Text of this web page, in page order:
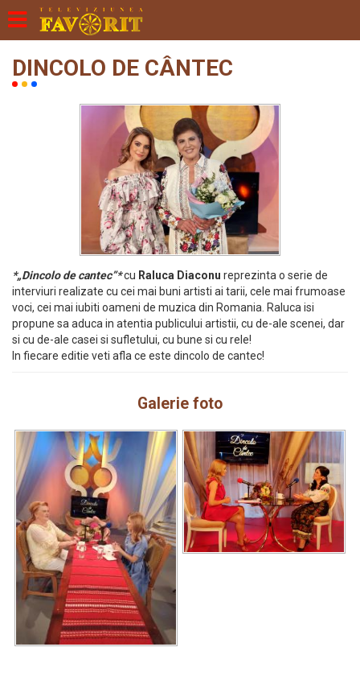
DINCOLO DE CÂNTEC
*„Dincolo de cantec”*cu Raluca Diaconu reprezinta o serie de
interviuri realizate cu cei mai buni artisti ai tarii, cele mai frumoase
voci, cei mai iubiti oameni de muzica din Romania. Raluca isi
propune sa aduca in atentia publicului artistii, cu de-ale scenei, dar
si cu de-ale casei si sufletului, cu bune si cu rele!
In fiecare editie veti afla ce este dincolo de cantec!
Galerie foto